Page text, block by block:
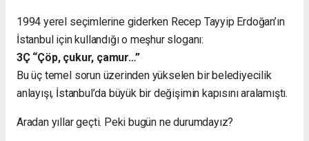
1994 yerel seçimlerine giderken Recep Tayyip Erdoğan’ın
İstanbul için kullandığı o meşhur sloganı:
3Ç “Çöp, çukur, çamur…”
Bu üç temel sorun üzerinden yükselen bir belediyecilik
anlayışı, İstanbul’da büyük bir değişimin kapısını aralamıştı.
Aradan yıllar geçti. Peki bugün ne durumdayız?